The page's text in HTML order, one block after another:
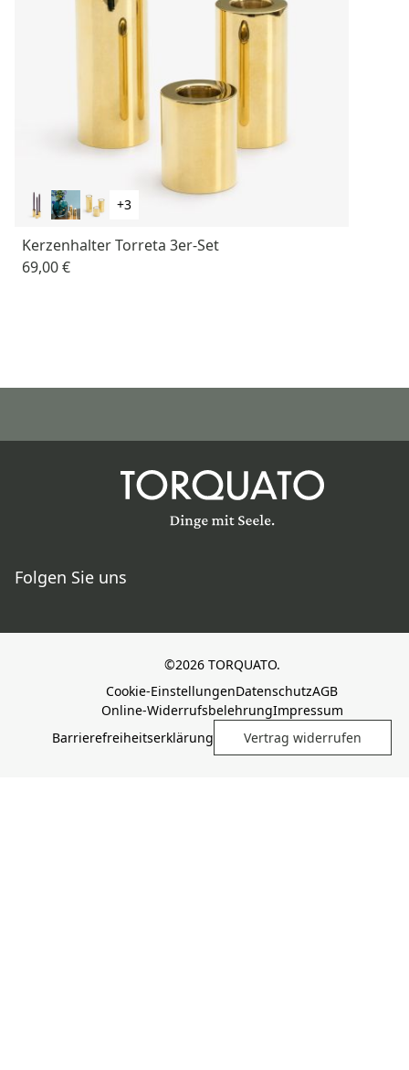
+3
Kerzenhalter Torreta 3er-Set
69,00 €
Folgen Sie uns
©2026 TORQUATO.
Cookie-EinstellungenDatenschutzAGB
Online-WiderrufsbelehrungImpressum
Barrierefreiheitserklärung
Vertrag widerrufen